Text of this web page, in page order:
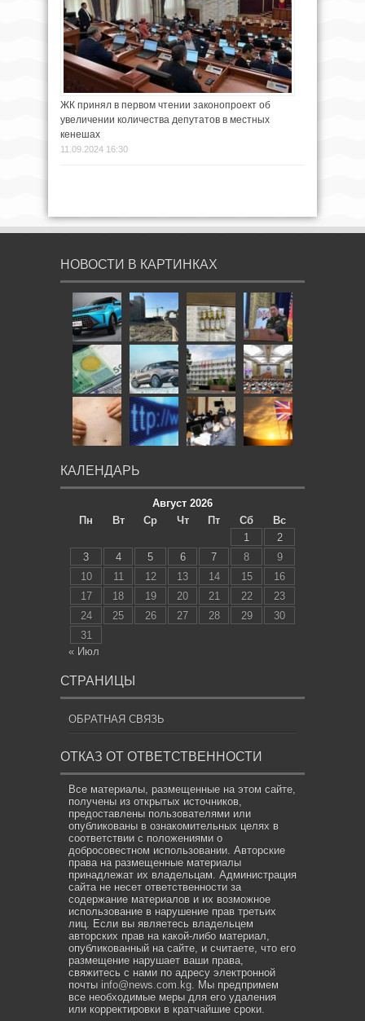
ЖК принял в первом чтении законопроект об
увеличении количества депутатов в местных
кенешах
11.09.2024 16:30
НОВОСТИ В КАРТИНКАХ
КАЛЕНДАРЬ
Август 2026
Пн
Вт Ср Чт Пт Сб
Вс
1
2
3
4 5 6 7 8
9
10
11 12 13 14 15
16
17
18 19 20 21 22
23
24
25 26 27 28 29
30
31
« Июл
СТРАНИЦЫ
ОБРАТНАЯ СВЯЗЬ
ОТКАЗ ОТ ОТВЕТСТВЕННОСТИ
Все материалы, размещенные на этом сайте,
получены из открытых источников,
предоставлены пользователями или
опубликованы в ознакомительных целях в
соответствии с положениями о
добросовестном использовании. Авторские
права на размещенные материалы
принадлежат их владельцам. Администрация
сайта не несет ответственности за
содержание материалов и их возможное
использование в нарушение прав третьих
лиц. Если вы являетесь владельцем
авторских прав на какой-либо материал,
опубликованный на сайте, и считаете, что его
размещение нарушает ваши права,
свяжитесь с нами по адресу электронной
почты info@news.com.kg . Мы предпримем
все необходимые меры для его удаления
или корректировки в кратчайшие сроки.